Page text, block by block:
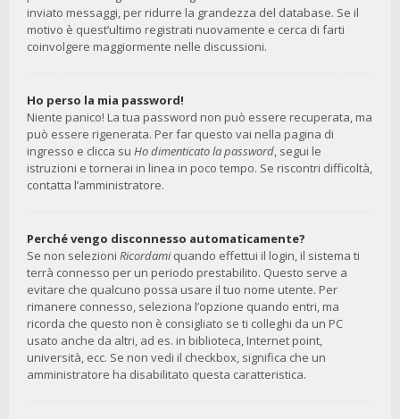
inviato messaggi, per ridurre la grandezza del database. Se il
motivo è quest’ultimo registrati nuovamente e cerca di farti
coinvolgere maggiormente nelle discussioni.
Ho perso la mia password!
Niente panico! La tua password non può essere recuperata, ma
può essere rigenerata. Per far questo vai nella pagina di
ingresso e clicca su Ho dimenticato la password, segui le
istruzioni e tornerai in linea in poco tempo. Se riscontri difficoltà,
contatta l’amministratore.
Perché vengo disconnesso automaticamente?
Se non selezioni Ricordamiquando effettui il login, il sistema ti
terrà connesso per un periodo prestabilito. Questo serve a
evitare che qualcuno possa usare il tuo nome utente. Per
rimanere connesso, seleziona l’opzione quando entri, ma
ricorda che questo non è consigliato se ti colleghi da un PC
usato anche da altri, ad es. in biblioteca, Internet point,
università, ecc. Se non vedi il checkbox, significa che un
amministratore ha disabilitato questa caratteristica.